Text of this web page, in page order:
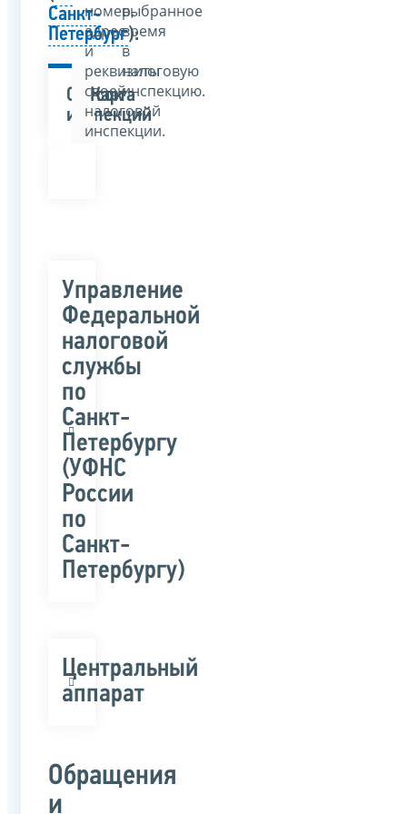
номер,
адрес
и
реквизиты
своей
налоговой
инспекции.
выбранное
время
в
налоговую
инспекцию.
Санкт-
Петербург):
Список
инспекций
Карта
Управление
Федеральной
налоговой
службы
по
Санкт-
Петербургу
(УФНС
России
по
Санкт-
Петербургу)
Центральный
аппарат
Обращения
и